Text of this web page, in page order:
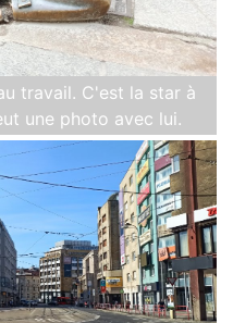
travail. C'est la star à
une photo avec lui.